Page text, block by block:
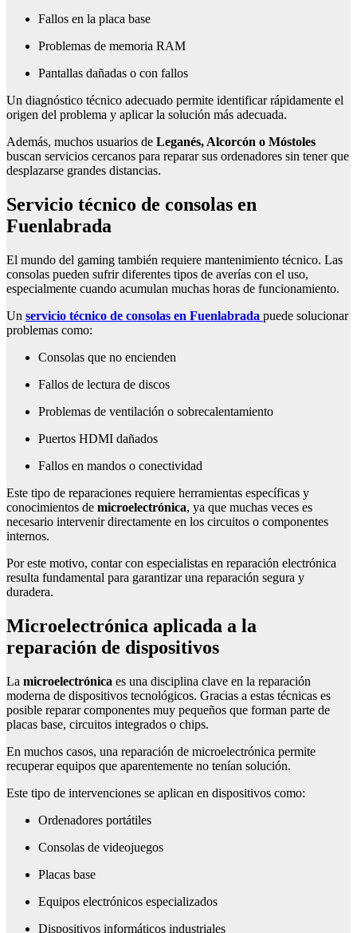
Fallos en la placa base
Problemas de memoria RAM
Pantallas dañadas o con fallos
Un diagnóstico técnico adecuado permite identificar rápidamente el
origen del problema y aplicar la solución más adecuada.
Además, muchos usuarios de Leganés, Alcorcón o Móstoles
buscan servicios cercanos para reparar sus ordenadores sin tener que
desplazarse grandes distancias.
Servicio técnico de consolas en
Fuenlabrada
El mundo del gaming también requiere mantenimiento técnico. Las
consolas pueden sufrir diferentes tipos de averías con el uso,
especialmente cuando acumulan muchas horas de funcionamiento.
Un servicio técnico de consolas en Fuenlabrada puede solucionar
problemas como:
Consolas que no encienden
Fallos de lectura de discos
Problemas de ventilación o sobrecalentamiento
Puertos HDMI dañados
Fallos en mandos o conectividad
Este tipo de reparaciones requiere herramientas específicas y
conocimientos de microelectrónica, ya que muchas veces es
necesario intervenir directamente en los circuitos o componentes
internos.
Por este motivo, contar con especialistas en reparación electrónica
resulta fundamental para garantizar una reparación segura y
duradera.
Microelectrónica aplicada a la
reparación de dispositivos
La microelectrónica es una disciplina clave en la reparación
moderna de dispositivos tecnológicos. Gracias a estas técnicas es
posible reparar componentes muy pequeños que forman parte de
placas base, circuitos integrados o chips.
En muchos casos, una reparación de microelectrónica permite
recuperar equipos que aparentemente no tenían solución.
Este tipo de intervenciones se aplican en dispositivos como:
Ordenadores portátiles
Consolas de videojuegos
Placas base
Equipos electrónicos especializados
Dispositivos informáticos industriales